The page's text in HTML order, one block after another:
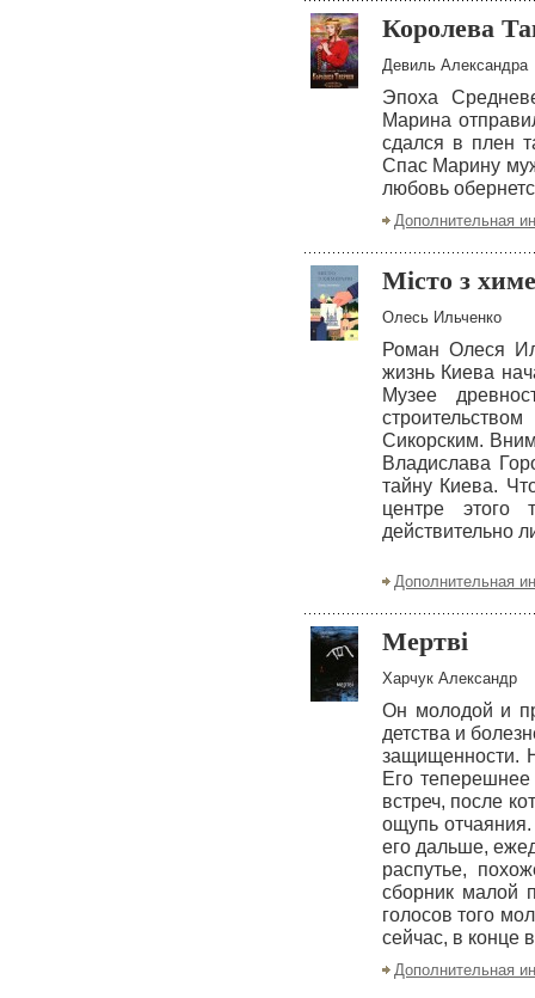
Королева
Девиль Александра
Эпоха
Марина
сдался в плен
Спас Марину
любовь
Дополнительная
Місто з
Олесь Ильченко
Роман Олеся
жизнь Киева
Музее
Сикорским.
Владислава
тайну Киева.
центре этого
действительно
Дополнительная
Мертві
Харчук Александр
Он молодой и
детства и
защищенности.
Его
встреч, после
ощупь отчаяния.
его дальше,
распутье,
сборник малой
голосов того
сейчас, в конце
Дополнительная